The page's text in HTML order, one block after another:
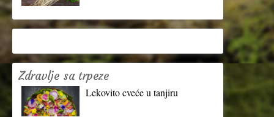
Zdravlje sa trpeze
Lekovito cveće u tanjiru